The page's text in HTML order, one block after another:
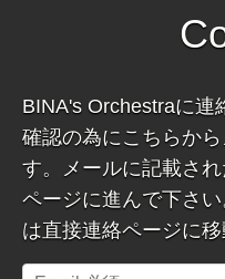
BINA's Orchestraに連
確認の為にこちらか
す。メールに記載さ
ページに進んで下さ
は直接連絡ページに移